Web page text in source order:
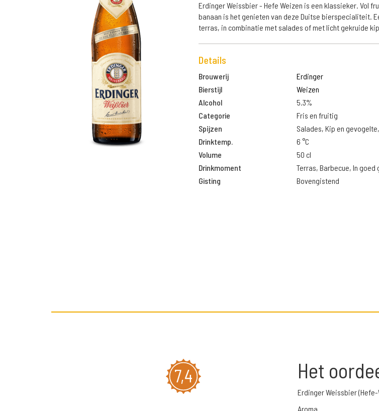
Erdinger Weissbier - Hefe Weizen is een klassieker. Vol
banaan is het genieten van deze Duitse bierspecialiteit.
terras, in combinatie met salades of met licht gekruide
Details
Brouwerij
Erdinger
Bierstijl
Weizen
Alcohol
5.3%
Categorie
Fris en fruitig
Spijzen
Salades, Kip en
Drinktemp.
6 °C
Volume
50 cl
Drinkmoment
Terras, Barbecue, In goed
Gisting
Bovengistend
7,4 Het
Erdinger Weissbier
Aroma